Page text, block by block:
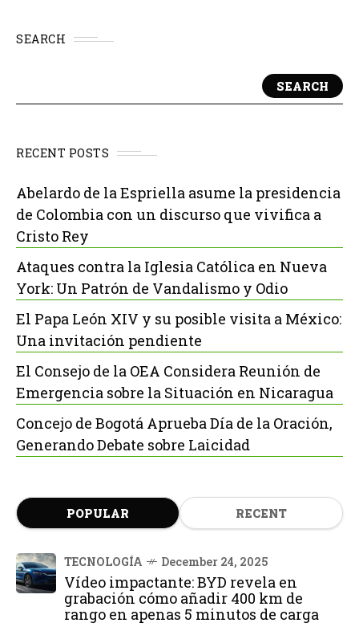
SEARCH
SEARCH
RECENT POSTS
Abelardo de la Espriella asume la presidencia
de Colombia con un discurso que vivifica a
Cristo Rey
Ataques contra la Iglesia Católica en Nueva
York: Un Patrón de Vandalismo y Odio
El Papa León XIV y su posible visita a México:
Una invitación pendiente
El Consejo de la OEA Considera Reunión de
Emergencia sobre la Situación en Nicaragua
Concejo de Bogotá Aprueba Día de la Oración,
Generando Debate sobre Laicidad
POPULAR RECENT
TECNOLOGÍA December 24, 2025
Vídeo impactante: BYD revela en
grabación cómo añadir 400 km de
rango en apenas 5 minutos de carga